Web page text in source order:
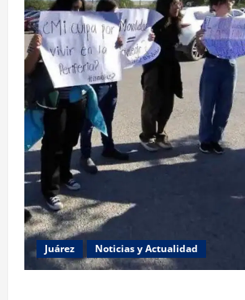
Juárez Noticias y Actualidad